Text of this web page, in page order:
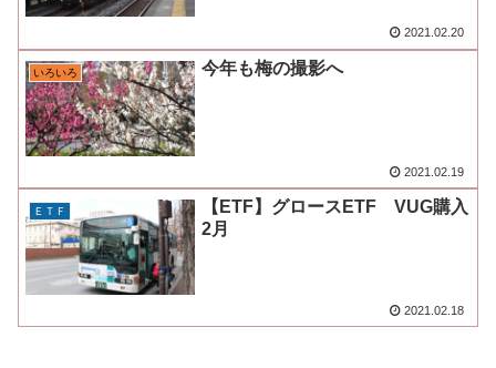
2021.02.20
いろいろ 今年も梅の撮影へ
2021.02.19
ＥＴＦ
【ETF】グロースETF VUG購入
2月
2021.02.18